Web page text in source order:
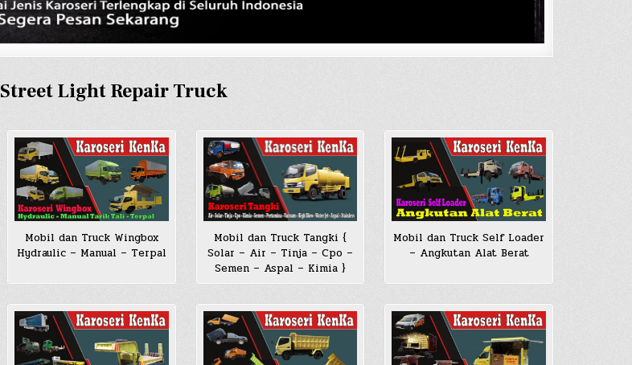
Street Light Repair Truck
Mobil dan Truck Wingbox
Hydraulic – Manual – Terpal
Mobil dan Truck Tangki {
Solar – Air – Tinja – Cpo –
Semen – Aspal – Kimia }
Mobil dan Truck Self Loader
– Angkutan Alat Berat